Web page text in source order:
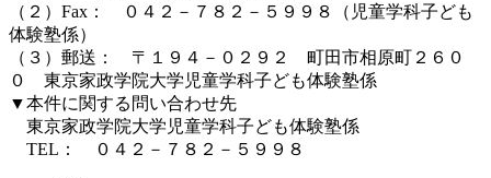
（２）Fax： ０４２－７８２－５９９８（児童学科子ども
体験塾係）
（３）郵送： 〒１９４－０２９２ 町田市相原町２６０
０ 東京家政学院大学児童学科子ども体験塾係
▼本件に関する問い合わせ先
東京家政学院大学児童学科子ども体験塾係
TEL： ０４２－７８２－５９９８